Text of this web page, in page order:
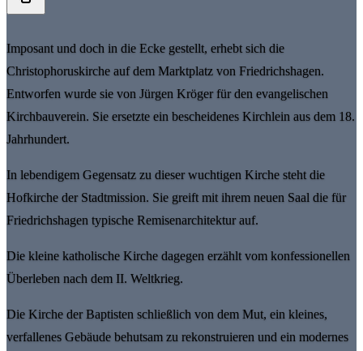
Imposant und doch in die Ecke gestellt, erhebt sich die
Christophoruskirche auf dem Marktplatz von Friedrichshagen.
Entworfen wurde sie von Jürgen Kröger für den evangelischen
Kirchbauverein. Sie ersetzte ein bescheidenes Kirchlein aus dem 18.
Jahrhundert.
In lebendigem Gegensatz zu dieser wuchtigen Kirche steht die
Hofkirche der Stadtmission. Sie greift mit ihrem neuen Saal die für
Friedrichshagen typische Remisenarchitektur auf.
Die kleine katholische Kirche dagegen erzählt vom konfessionellen
Überleben nach dem II. Weltkrieg.
Die Kirche der Baptisten schließlich von dem Mut, ein kleines,
verfallenes Gebäude behutsam zu rekonstruieren und ein modernes